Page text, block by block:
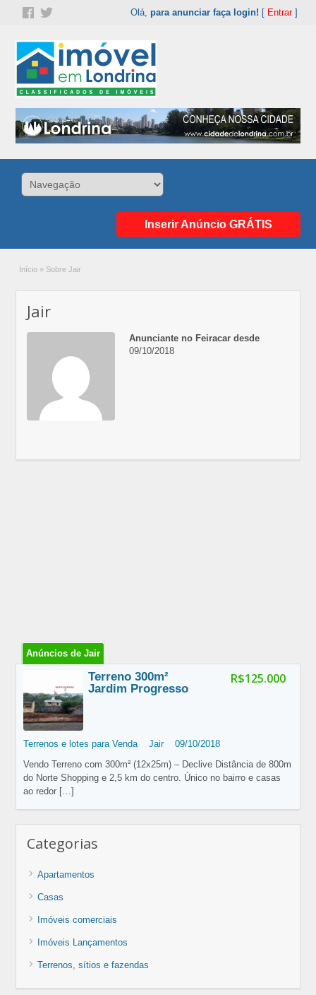
Olá, para anunciar faça login! [ Entrar]
Inserir Anúncio GRÁTIS
Início » Sobre Jair
Jair
Anunciante no Feiracar desde
09/10/2018
Anúncios de Jair
R$125.000
Terreno 300m²
Jardim Progresso
Terrenos e lotes para Venda Jair
09/10/2018
Vendo Terreno com 300m² (12x25m) – Declive Distância de 800m
do Norte Shopping e 2,5 km do centro. Único no bairro e casas
ao redor […]
Categorias
Apartamentos
Casas
Imóveis comerciais
Imóveis Lançamentos
Terrenos, sítios e fazendas